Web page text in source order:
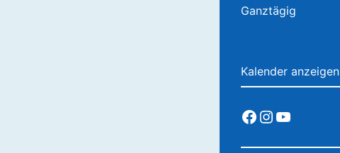
Ganztägig
Kalender anzeigen
Facebook
Instagram
YouTube